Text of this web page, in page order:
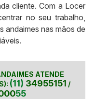
cliente. Com a Locer
no seu trabalho,
andaimes nas mãos de
ATENDE
(11) 34955151 /
55